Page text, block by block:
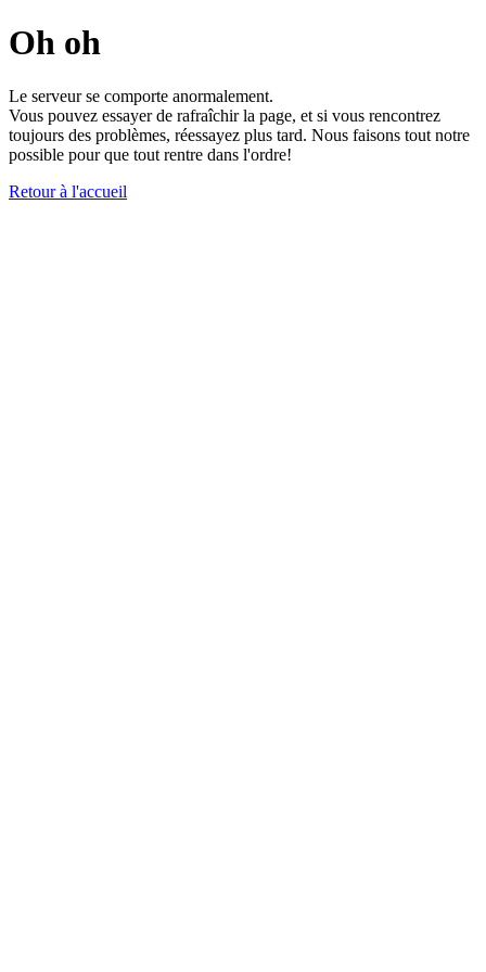
Oh oh
Le serveur se comporte anormalement.
Vous pouvez essayer de rafraîchir la page, et si vous rencontrez
toujours des problèmes, réessayez plus tard. Nous faisons tout notre
possible pour que tout rentre dans l'ordre!
Retour à l'accueil